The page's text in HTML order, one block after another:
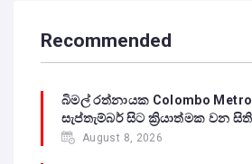
Recommended
බිමල් රත්නායක Colombo
සැප්තැම්බර් සිට ක්‍රියාත්මක වන
August 8, 2026